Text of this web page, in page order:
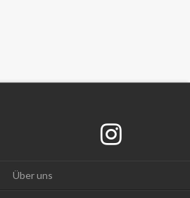
Über uns